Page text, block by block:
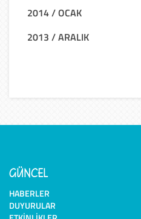
2014 / OCAK
2013 / ARALIK
GÜNCEL
HABERLER
DUYURULAR